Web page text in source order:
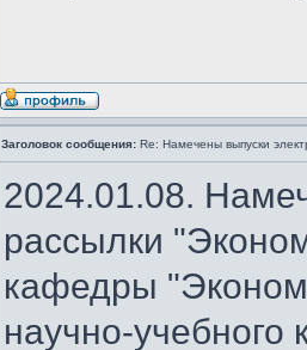
Заголовок сообщения: Re: Намечены выпуски
2024.01.08.
рассылки
кафедры
научно-